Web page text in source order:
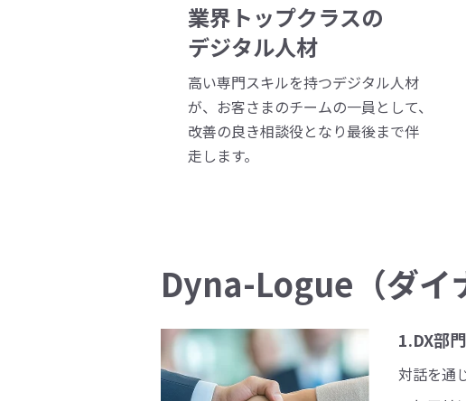
業界トップクラスの
デジタル人材
高い専門スキルを持つデジタル人材
が、お客さまのチームの一員として、
改善の良き相談役となり最後まで伴
走します。
Dyna-Logue（ダイ
1.DX部
対話を通